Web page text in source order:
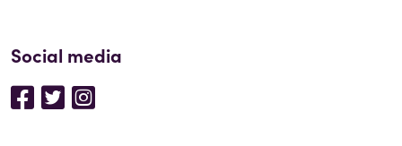
Social media